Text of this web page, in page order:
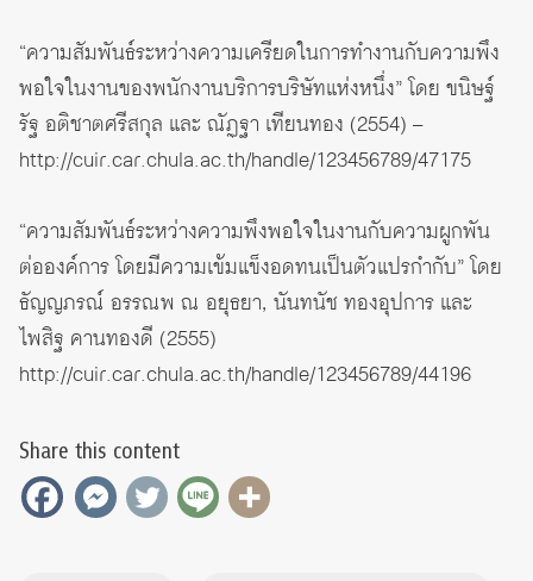
“ความสัมพันธ์ระหว่างความเครียดในการทำงานกับความพึง
พอใจในงานของพนักงานบริการบริษัทแห่งหนึ่ง” โดย ขนิษฐ์
รัฐ อติชาตศรีสกุล และ ณัฏฐา เทียนทอง (2554) –
http://cuir.car.chula.ac.th/handle/123456789/47175
“ความสัมพันธ์ระหว่างความพึงพอใจในงานกับความผูกพัน
ต่อองค์การ โดยมีความเข้มแข็งอดทนเป็นตัวแปรกำกับ” โดย
ธัญญภรณ์ อรรณพ ณ อยุธยา, นันทนัช ทองอุปการ และ
ไพสิฐ คานทองดี (2555)
http://cuir.car.chula.ac.th/handle/123456789/44196
Share this content